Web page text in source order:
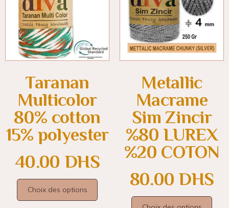
Taranan
Multicolor
80% cotton
15% polyester
40.00 DHS
Choix des options
Metallic
Macrame
Sim Zincir
%80 LUREX
%20 COTON
80.00 DHS